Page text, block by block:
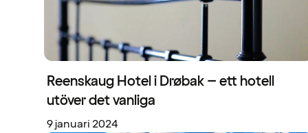
Reenskaug Hotel i Drøbak – ett hotell
utöver det vanliga
9 januari 2024